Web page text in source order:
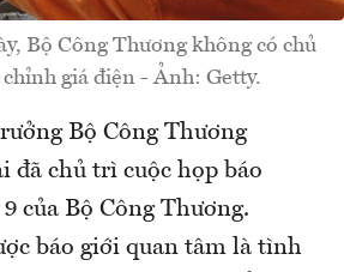
Bộ Công Thương không có chủ
giá điện - Ảnh: Getty.
Bộ Công Thương
đã chủ trì cuộc họp báo
của Bộ Công Thương.
báo giới quan tâm là tình